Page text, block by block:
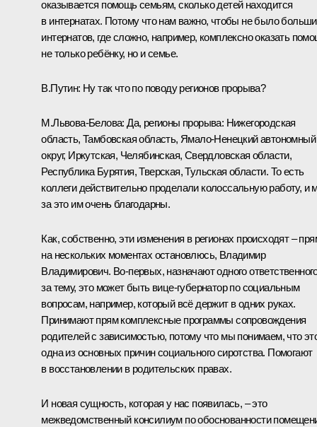
оказывается помощь семьям, сколько детей находится
в интернатах. Потому что нам важно, чтобы не было
интернатов, где сложно, например, комплексно оказать
не только ребёнку, но и семье.
В.Путин: Ну так что по поводу регионов прорыва?
М.Львова-Белова: Да, регионы прорыва: Нижегородская
область, Тамбовская область, Ямало-Ненецкий автономный
округ, Иркутская, Челябинская, Свердловская области,
Республика Бурятия, Тверская, Тульская области. То есть
коллеги действительно проделали колоссальную работу, и
за это им очень благодарны.
Как, собственно, эти изменения в регионах происходят –
на нескольких моментах остановлюсь, Владимир
Владимирович. Во-первых, назначают одного
за тему, это может быть вице-губернатор по социальным
вопросам, например, который всё держит в одних руках.
Принимают прям комплексные программы сопровождения
родителей с зависимостью, потому что мы понимаем, что
одна из основных причин социального сиротства. Помогают
в восстановлении в родительских правах.
И новая сущность, которая у нас появилась, – это
межведомственный консилиум по обоснованности